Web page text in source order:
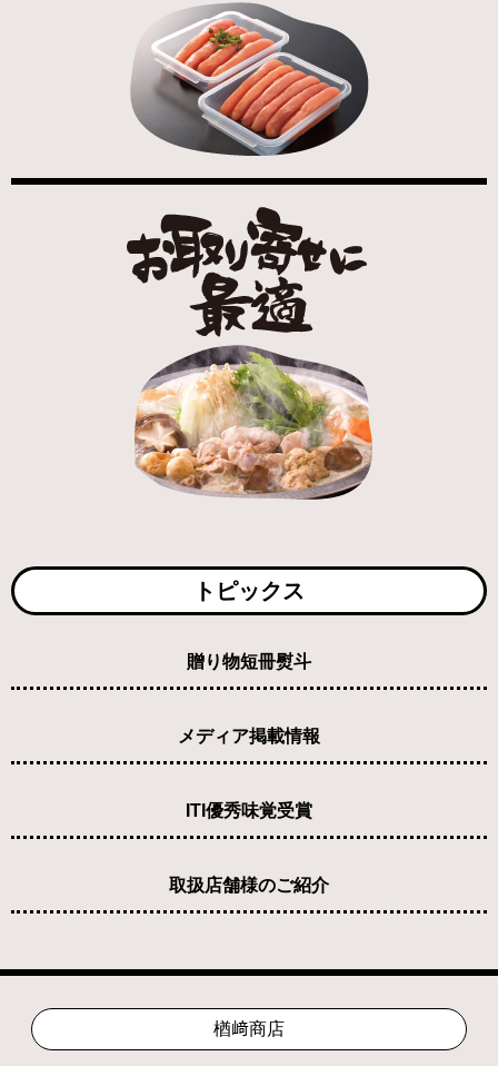
トピックス
贈り物短冊熨斗
メディア掲載情報
ITI優秀味覚受賞
取扱店舗様のご紹介
楢﨑商店